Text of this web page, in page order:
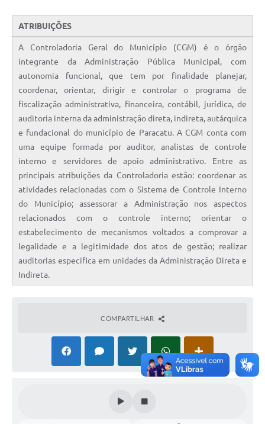
ATRIBUIÇÕES
A Controladoria Geral do Município (CGM) é o órgão
integrante da Administração Pública Municipal, com
autonomia funcional, que tem por finalidade planejar,
coordenar, orientar, dirigir e controlar o programa de
fiscalização administrativa, financeira, contábil, jurídica, de
auditoria interna da administração direta, indireta, autárquica
e fundacional do município de Paracatu. A CGM conta com
uma equipe formada por auditor, analistas de controle
interno e servidores de apoio administrativo. Entre as
principais atribuições da Controladoria estão: coordenar as
atividades relacionadas com o Sistema de Controle Interno
do Município; assessorar a Administração nos aspectos
relacionados com o controle interno; orientar o
estabelecimento de mecanismos voltados a comprovar a
legalidade e a legitimidade dos atos de gestão; realizar
auditorias especifica em unidades da Administração Direta e
Indireta.
COMPARTILHAR